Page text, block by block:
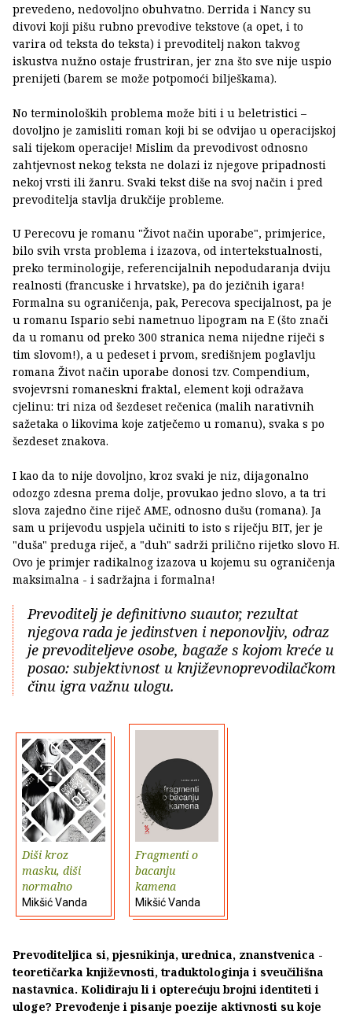
prevedeno, nedovoljno obuhvatno. Derrida i Nancy su
divovi koji pišu rubno prevodive tekstove (a opet, i to
varira od teksta do teksta) i prevoditelj nakon takvog
iskustva nužno ostaje frustriran, jer zna što sve nije uspio
prenijeti (barem se može potpomoći bilješkama).
No terminoloških problema može biti i u beletristici –
dovoljno je zamisliti roman koji bi se odvijao u operacijskoj
sali tijekom operacije! Mislim da prevodivost odnosno
zahtjevnost nekog teksta ne dolazi iz njegove pripadnosti
nekoj vrsti ili žanru. Svaki tekst diše na svoj način i pred
prevoditelja stavlja drukčije probleme.
U Perecovu je romanu "Život način uporabe", primjerice,
bilo svih vrsta problema i izazova, od intertekstualnosti,
preko terminologije, referencijalnih nepodudaranja dviju
realnosti (francuske i hrvatske), pa do jezičnih igara!
Formalna su ograničenja, pak, Perecova specijalnost, pa je
u romanu Ispario sebi nametnuo lipogram na E (što znači
da u romanu od preko 300 stranica nema nijedne riječi s
tim slovom!), a u pedeset i prvom, središnjem poglavlju
romana Život način uporabe donosi tzv. Compendium,
svojevrsni romaneskni fraktal, element koji odražava
cjelinu: tri niza od šezdeset rečenica (malih narativnih
sažetaka o likovima koje zatječemo u romanu), svaka s po
šezdeset znakova.
I kao da to nije dovoljno, kroz svaki je niz, dijagonalno
odozgo zdesna prema dolje, provukao jedno slovo, a ta tri
slova zajedno čine riječ AME, odnosno dušu (romana). Ja
sam u prijevodu uspjela učiniti to isto s riječju BIT, jer je
"duša" preduga riječ, a "duh" sadrži prilično rijetko slovo H.
Ovo je primjer radikalnog izazova u kojemu su ograničenja
maksimalna - i sadržajna i formalna!
Prevoditelj je definitivno suautor, rezultat
njegova rada je jedinstven i neponovljiv, odraz
je prevoditeljeve osobe, bagaže s kojom kreće u
posao: subjektivnost u književnoprevodilačkom
činu igra važnu ulogu.
Diši kroz
masku, diši
normalno
Mikšić Vanda
Fragmenti o
bacanju
kamena
Mikšić Vanda
Prevoditeljica si, pjesnikinja, urednica, znanstvenica -
teoretičarka književnosti, traduktologinja i sveučilišna
nastavnica. Kolidiraju li i opterećuju brojni identiteti i
uloge? Prevođenje i pisanje poezije aktivnosti su koje